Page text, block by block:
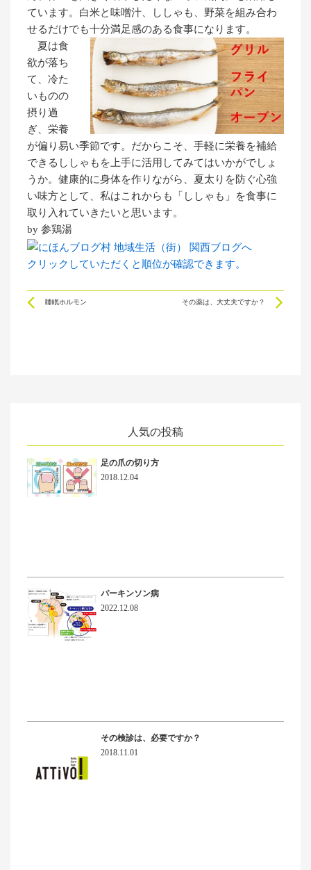
ています。白米と味噌汁、ししゃも、野菜を組み合わ
せるだけでも十分満足感のある食事になります。
夏は食
欲が落ち
て、冷た
いものの
摂り過
ぎ、栄養
が偏り易い季節です。だからこそ、手軽に栄養を補給
できるししゃもを上手に活用してみてはいかがでしょ
うか。健康的に身体を作りながら、夏太りを防ぐ心強
い味方として、私はこれからも「ししゃも」を食事に
取り入れていきたいと思います。
by 参鶏湯
クリックしていただくと順位が確認できます。
Prev
睡眠ホルモン その薬は、大丈夫ですか？
人気の投稿
足の爪の切り方
2018.12.04
パーキンソン病
2022.12.08
その検診は、必要ですか？
2018.11.01